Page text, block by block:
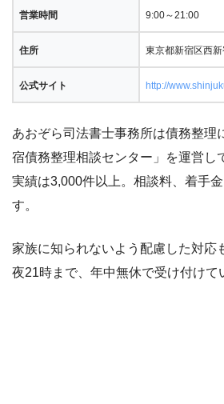
営業時間 9:00～21:00
住所 東京都新宿区西
公式サイト http://
あおぞら司法書士事務所は債務整理
宿債務整理相談センター」を運営し
実績は3,000件以上。相談料、着手
す。
家族に知られないよう配慮した対応
夜21時まで、年中無休で受け付けて